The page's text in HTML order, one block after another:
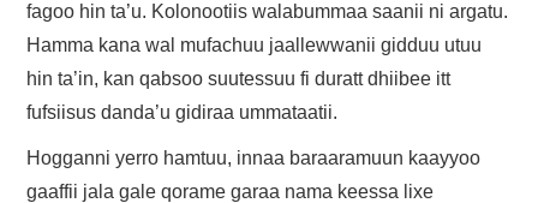
fagoo hin ta’u. Kolonootiis walabummaa saanii ni argatu.
Hamma kana wal mufachuu jaallewwanii gidduu utuu
hin ta’in, kan qabsoo suutessuu fi duratt dhiibee itt
fufsiisus danda’u gidiraa ummataatii.
Hogganni yerro hamtuu, innaa baraaramuun kaayyoo
gaaffii jala gale qorame garaa nama keessa lixe